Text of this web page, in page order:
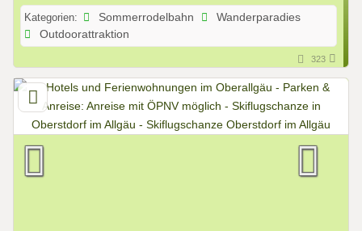
Kategorien: Sommerrodelbahn
Wanderparadies
Outdoorattraktion
323